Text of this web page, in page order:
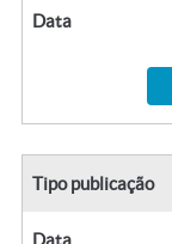
Data
Tipo publicação
Data